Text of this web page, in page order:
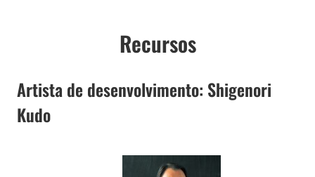
Recursos
Artista de desenvolvimento: Shigenori
Kudo